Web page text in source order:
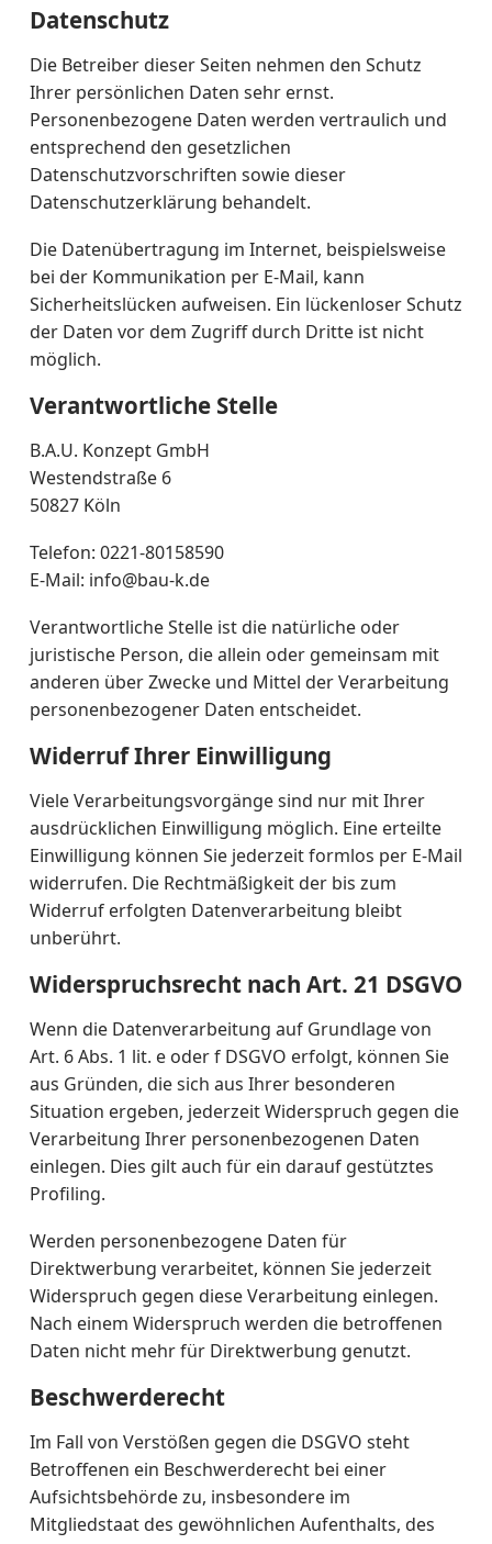
Datenschutz
Die Betreiber dieser Seiten nehmen den Schutz
Ihrer persönlichen Daten sehr ernst.
Personenbezogene Daten werden vertraulich und
entsprechend den gesetzlichen
Datenschutzvorschriften sowie dieser
Datenschutzerklärung behandelt.
Die Datenübertragung im Internet, beispielsweise
bei der Kommunikation per E-Mail, kann
Sicherheitslücken aufweisen. Ein lückenloser Schutz
der Daten vor dem Zugriff durch Dritte ist nicht
möglich.
Verantwortliche Stelle
B.A.U. Konzept GmbH
Westendstraße 6
50827 Köln
Telefon: 0221-80158590
E-Mail: info@bau-k.de
Verantwortliche Stelle ist die natürliche oder
juristische Person, die allein oder gemeinsam mit
anderen über Zwecke und Mittel der Verarbeitung
personenbezogener Daten entscheidet.
Widerruf Ihrer Einwilligung
Viele Verarbeitungsvorgänge sind nur mit Ihrer
ausdrücklichen Einwilligung möglich. Eine erteilte
Einwilligung können Sie jederzeit formlos per E-Mail
widerrufen. Die Rechtmäßigkeit der bis zum
Widerruf erfolgten Datenverarbeitung bleibt
unberührt.
Widerspruchsrecht nach Art. 21 DSGVO
Wenn die Datenverarbeitung auf Grundlage von
Art. 6 Abs. 1 lit. e oder f DSGVO erfolgt, können Sie
aus Gründen, die sich aus Ihrer besonderen
Situation ergeben, jederzeit Widerspruch gegen die
Verarbeitung Ihrer personenbezogenen Daten
einlegen. Dies gilt auch für ein darauf gestütztes
Profiling.
Werden personenbezogene Daten für
Direktwerbung verarbeitet, können Sie jederzeit
Widerspruch gegen diese Verarbeitung einlegen.
Nach einem Widerspruch werden die betroffenen
Daten nicht mehr für Direktwerbung genutzt.
Beschwerderecht
Im Fall von Verstößen gegen die DSGVO steht
Betroffenen ein Beschwerderecht bei einer
Aufsichtsbehörde zu, insbesondere im
Mitgliedstaat des gewöhnlichen Aufenthalts, des